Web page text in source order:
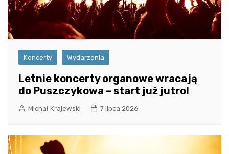
Koncerty Wydarzenia
Letnie koncerty organowe wracają
do Puszczykowa – start już jutro!
Michał Krajewski 7 lipca 2026